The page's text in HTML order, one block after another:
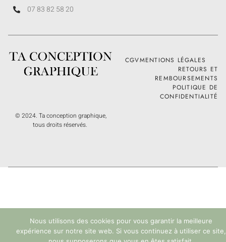
07 83 82 58 20
CGVMENTIONS LÉGALES
RETOURS ET
REMBOURSEMENTS
POLITIQUE DE
CONFIDENTIALITÉ
© 2024. Ta conception graphique,
tous droits réservés.
Nous utilisons des cookies pour vous garantir la meilleure
expérience sur notre site web. Si vous continuez à utiliser ce site,